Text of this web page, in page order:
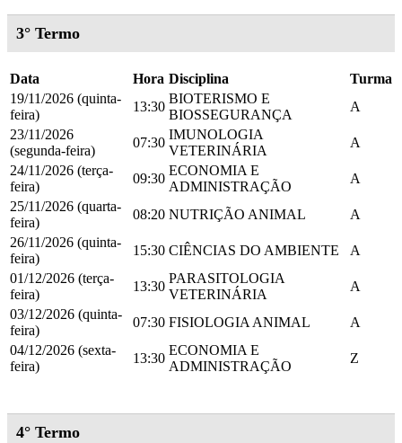
3° Termo
Data Hora Disciplina
Turma
19/11/2026 (quinta-
feira)
13:30
BIOTERISMO E
BIOSSEGURANÇA
A
23/11/2026
(segunda-feira)
07:30
IMUNOLOGIA
VETERINÁRIA
A
24/11/2026 (terça-
feira)
09:30
ECONOMIA E
ADMINISTRAÇÃO
A
25/11/2026 (quarta-
feira)
08:20 NUTRIÇÃO ANIMAL
A
26/11/2026 (quinta-
feira)
15:30 CIÊNCIAS DO AMBIENTE
A
01/12/2026 (terça-
feira)
13:30
PARASITOLOGIA
VETERINÁRIA
A
03/12/2026 (quinta-
feira)
07:30 FISIOLOGIA ANIMAL
A
04/12/2026 (sexta-
feira)
13:30
ECONOMIA E
ADMINISTRAÇÃO
Z
4° Termo